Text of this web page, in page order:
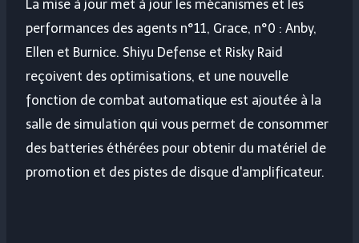
La mise à jour met à jour les mécanismes et les
performances des agents n°11, Grace, n°0 : Anby,
Ellen et Burnice. Shiyu Defense et Risky Raid
reçoivent des optimisations, et une nouvelle
fonction de combat automatique est ajoutée à la
salle de simulation qui vous permet de consommer
des batteries éthérées pour obtenir du matériel de
promotion et des pistes de disque d'amplificateur.